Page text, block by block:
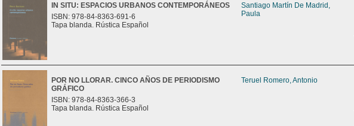
IN SITU: ESPACIOS URBANOS CONTEMPORÁNEOS
ISBN: 978-84-8363-691-6
Tapa blanda. Rústica Español
Santiago Martín De Madrid,
Paula
POR NO LLORAR. CINCO AÑOS DE PERIODISMO
GRÁFICO
ISBN: 978-84-8363-366-3
Tapa blanda. Rústica Español
Teruel Romero, Antonio